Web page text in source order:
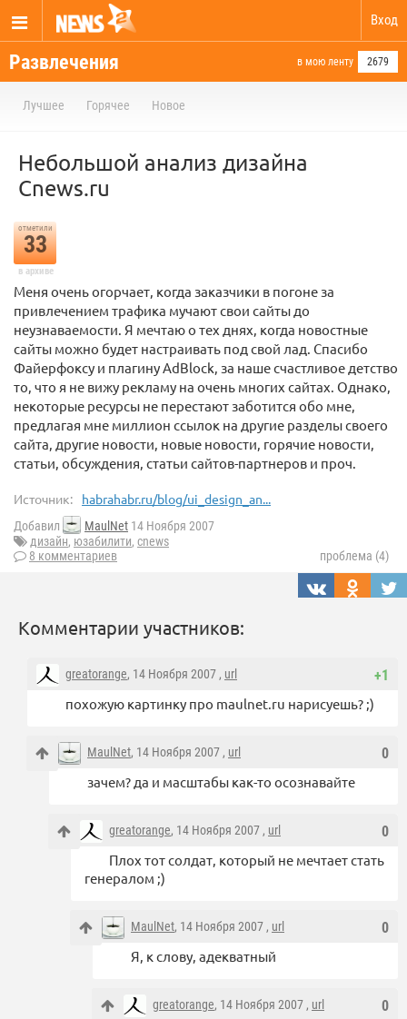
Вход
Развлечения в мою ленту 2679
Лучшее Горячее Новое
Небольшой анализ дизайна
Cnews.ru
отметили
33
в архиве
Меня очень огорчает, когда заказчики в погоне за
привлечением трафика мучают свои сайты до
неузнаваемости. Я мечтаю о тех днях, когда новостные
сайты можно будет настраивать под свой лад. Спасибо
Файерфоксу и плагину AdBlock, за наше счастливое детство
то, что я не вижу рекламу на очень многих сайтах. Однако,
некоторые ресурсы не перестают заботится обо мне,
предлагая мне миллион ссылок на другие разделы своего
сайта, другие новости, новые новости, горячие новости,
статьи, обсуждения, статьи сайтов-партнеров и проч.
Источник: habrahabr.ru/blog/ui_design_an...
Добавил MaulNet 14 Ноября 2007
дизайн, юзабилити, cnews
8 комментариев
проблема (4)
Комментарии участников:
+1
greatorange, 14 Ноября 2007 , url
похожую картинку про maulnet.ru нарисуешь? ;)
0
MaulNet, 14 Ноября 2007 , url
зачем? да и масштабы как-то осознавайте
0
greatorange, 14 Ноября 2007 , url
Плох тот солдат, который не мечтает стать
генералом ;)
0
MaulNet, 14 Ноября 2007 , url
Я, к слову, адекватный
0
greatorange, 14 Ноября 2007 , url